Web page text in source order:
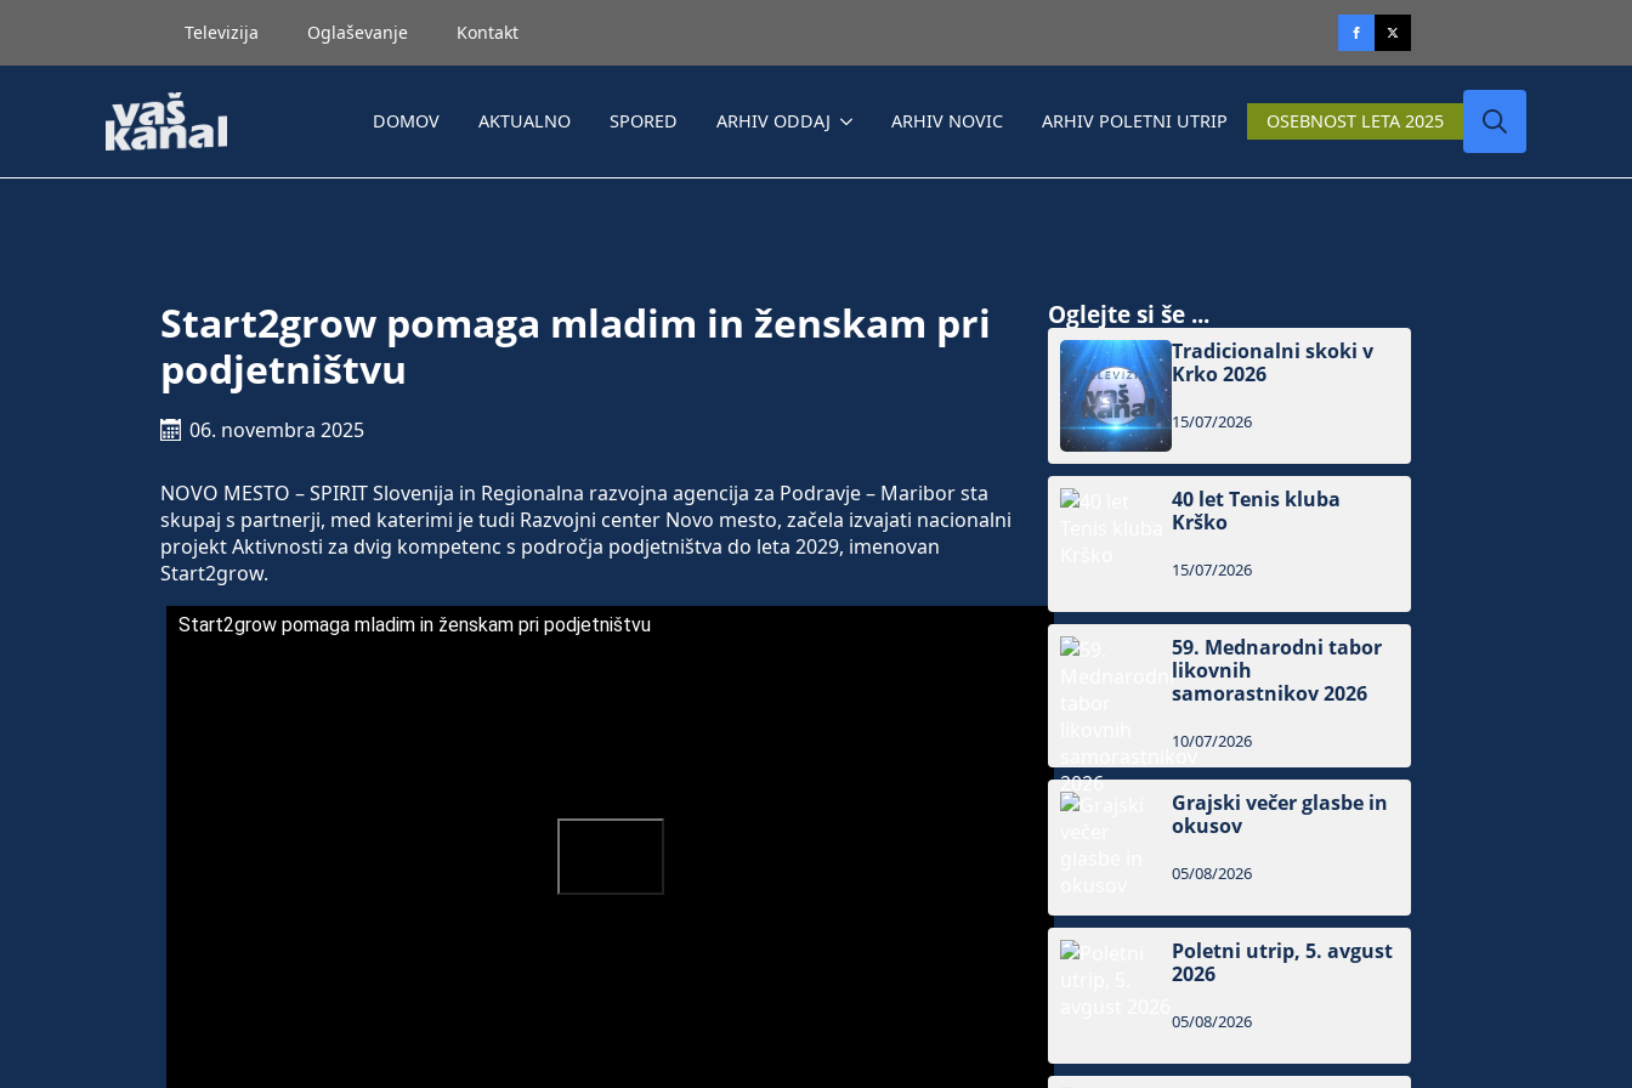
Televizija Oglaševanje Kontakt
DOMOV AKTUALNO SPORED ARHIV ODDAJ ARHIV NOVIC ARHIV POLETNI UTRIP OSEBNOST LETA 2025
Start2grow pomaga mladim in ženskam pri
podjetništvu
06. novembra 2025
NOVO MESTO – SPIRIT Slovenija in Regionalna razvojna agencija za Podravje – Maribor sta
skupaj s partnerji, med katerimi je tudi Razvojni center Novo mesto, začela izvajati nacionalni
projekt Aktivnosti za dvig kompetenc s področja podjetništva do leta 2029, imenovan
Start2grow.
Start2grow pomaga mladim in ženskam pri podjetništvu
Oglejte si še ...
Tradicionalni skoki v
Krko 2026
15/07/2026
40 let Tenis kluba
Krško
15/07/2026
59. Mednarodni tabor
likovnih
samorastnikov 2026
10/07/2026
Grajski večer glasbe in
okusov
05/08/2026
Poletni utrip, 5. avgust
2026
05/08/2026